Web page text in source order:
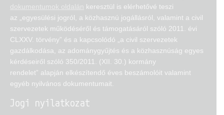
dokumentumok oldalán keresztül is elérhetővé teszi
az „egyesülési jogról, a közhasznú jogállásról, valamint a civil
szervezetek működéséről és támogatásáról szóló 2011. évi
CLXXV. törvény” és a kapcsolódó „a civil szervezetek
gazdálkodása, az adománygyűjtés és a közhasznúság egyes
kérdéseiről szóló 350/2011. (XII. 30.) kormány
rendelet” alapján elkészítendő éves beszámolóit valamint
egyéb nyilvános dokumentumait.
Jogi nyilatkozat